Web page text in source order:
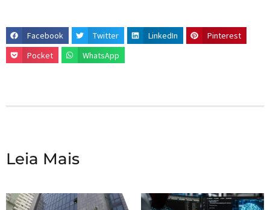
Facebook Twitter LinkedIn
Pinterest
Pocket
WhatsApp
Leia Mais